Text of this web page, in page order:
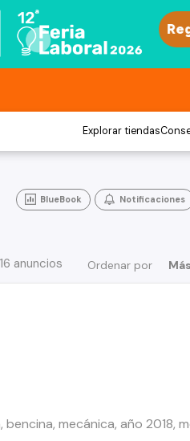
Explorar tiendas
BlueBook Notificaciones
Ordenar por
anuncios
mecánica, año 2018,